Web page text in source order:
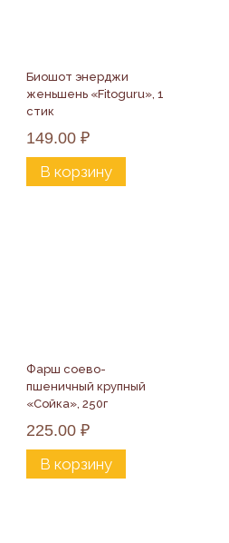
Биошот энерджи
женьшень «Fitoguru», 1
стик
149.00 ₽
В корзину
Фарш соево-
пшеничный крупный
«Сойка», 250г
225.00 ₽
В корзину